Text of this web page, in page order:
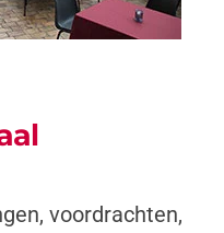
voordrachten,